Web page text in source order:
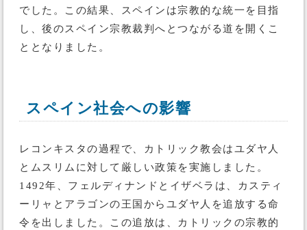
でした。この結果、スペインは宗教的な統一を目指
し、後のスペイン宗教裁判へとつながる道を開くこ
ととなりました。
スペイン社会への影響
レコンキスタの過程で、カトリック教会はユダヤ人
とムスリムに対して厳しい政策を実施しました。
1492年、フェルディナンドとイザベラは、カスティ
ーリャとアラゴンの王国からユダヤ人を追放する命
令を出しました。この追放は、カトリックの宗教的